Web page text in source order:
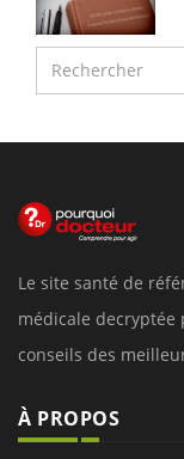
Le site santé de
médicale decryptée
conseils des
À PROPOS